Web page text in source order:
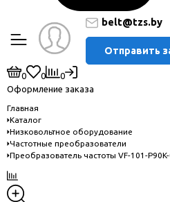
belt@tzs.by
Отправить
0 0
0
Оформление заказа
Главная
Каталог
Низковольтное оборудование
Частотные преобразователи
Преобразователь частоты VF-101-